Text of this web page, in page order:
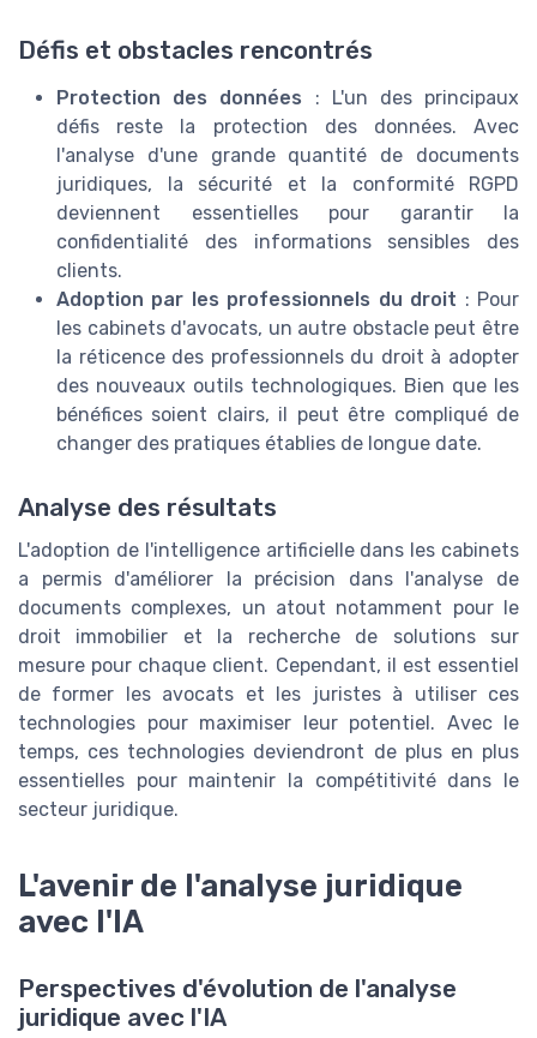
Défis et obstacles rencontrés
Protection des données : L'un des principaux
défis reste la protection des données. Avec
l'analyse d'une grande quantité de documents
juridiques, la sécurité et la conformité RGPD
deviennent essentielles pour garantir la
confidentialité des informations sensibles des
clients.
Adoption par les professionnels du droit : Pour
les cabinets d'avocats, un autre obstacle peut être
la réticence des professionnels du droit à adopter
des nouveaux outils technologiques. Bien que les
bénéfices soient clairs, il peut être compliqué de
changer des pratiques établies de longue date.
Analyse des résultats
L'adoption de l'intelligence artificielle dans les cabinets
a permis d'améliorer la précision dans l'analyse de
documents complexes, un atout notamment pour le
droit immobilier et la recherche de solutions sur
mesure pour chaque client. Cependant, il est essentiel
de former les avocats et les juristes à utiliser ces
technologies pour maximiser leur potentiel. Avec le
temps, ces technologies deviendront de plus en plus
essentielles pour maintenir la compétitivité dans le
secteur juridique.
L'avenir de l'analyse juridique
avec l'IA
Perspectives d'évolution de l'analyse
juridique avec l'IA